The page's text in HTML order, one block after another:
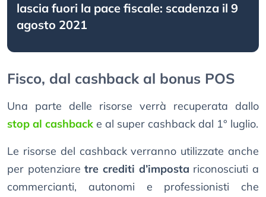
lascia fuori la pace fiscale: scadenza il 9
agosto 2021
Fisco, dal cashback al bonus POS
Una parte delle risorse verrà recuperata dallo
stop al cashback e al super cashback dal 1° luglio.
Le risorse del cashback verranno utilizzate anche
per potenziaretre crediti d’imposta riconosciuti a
commercianti, autonomi e professionisti che